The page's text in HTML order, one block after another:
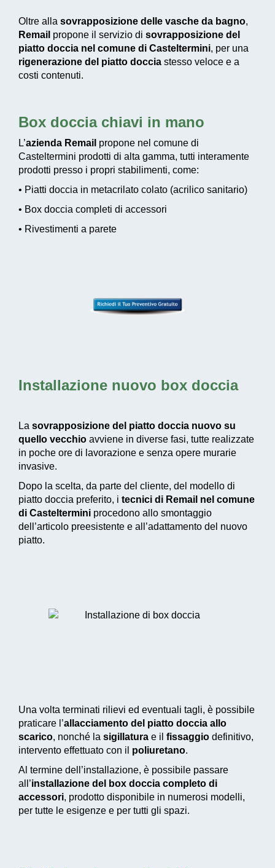
Oltre alla sovrapposizione delle vasche da bagno,
Remail propone il servizio di sovrapposizione del
piatto doccia nel comune di Casteltermini, per una
rigenerazione del piatto doccia stesso veloce e a
costi contenuti.
Box doccia chiavi in mano
L’azienda Remail propone nel comune di
Casteltermini prodotti di alta gamma, tutti interamente
prodotti presso i propri stabilimenti, come:
• Piatti doccia in metacrilato colato (acrilico sanitario)
• Box doccia completi di accessori
• Rivestimenti a parete
Installazione nuovo box doccia
La sovrapposizione del piatto doccia nuovo su
quello vecchio avviene in diverse fasi, tutte realizzate
in poche ore di lavorazione e senza opere murarie
invasive.
Dopo la scelta, da parte del cliente, del modello di
piatto doccia preferito, i tecnici di Remail nel comune
di Casteltermini procedono allo smontaggio
dell’articolo preesistente e all’adattamento del nuovo
piatto.
Una volta terminati rilievi ed eventuali tagli, è possibile
praticare l’allacciamento del piatto doccia allo
scarico, nonché la sigillatura e il fissaggio definitivo,
intervento effettuato con il poliuretano.
Al termine dell’installazione, è possibile passare
all’installazione del box doccia completo di
accessori, prodotto disponibile in numerosi modelli,
per tutte le esigenze e per tutti gli spazi.